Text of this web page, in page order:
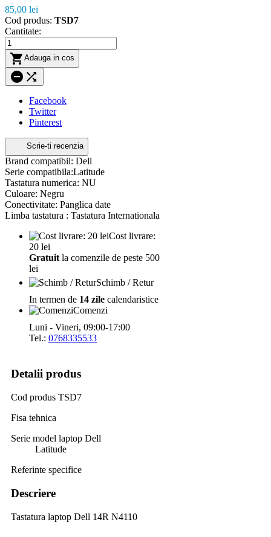
85,00 lei
Cod produs: TSD7
Cantitate:
 Adauga in cos
 
Facebook
Twitter
Pinterest
Scrie-ti recenzia
Brand compatibil: Dell
Serie compatibila:Latitude
Tastatura numerica: NU
Culoare: Negru
Conectivitate: Panglica date
Limba tastatura : Tastatura Internationala
Cost livrare:
20 lei
Gratuit la comenzile de peste 500
lei
Schimb / Retur
In termen de 14 zile calendaristice
Comenzi
Luni - Vineri, 09:00-17:00
Tel.: 0768335533
Detalii produs
Cod produs TSD7
Fisa tehnica
Serie model laptop Dell
Latitude
Referinte specifice
Descriere
Tastatura laptop Dell 14R N4110